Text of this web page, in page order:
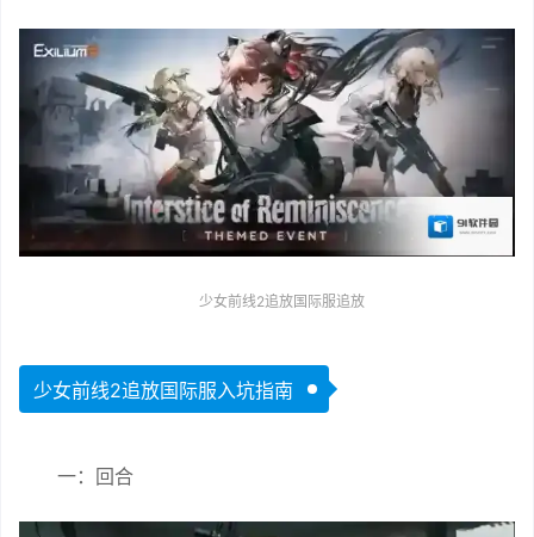
少女前线2追放国际服追放
少女前线2追放国际服入坑指南
一：回合